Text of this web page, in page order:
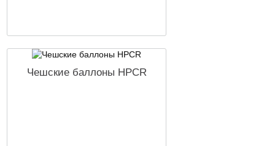
Чешские баллоны HPCR